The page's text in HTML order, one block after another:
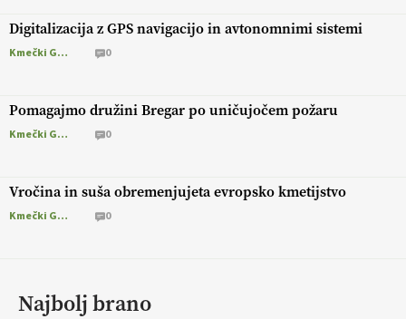
Digitalizacija z GPS navigacijo in avtonomnimi sistemi
Kmečki Glas 0
Pomagajmo družini Bregar po uničujočem požaru
Kmečki Glas 0
Vročina in suša obremenjujeta evropsko kmetijstvo
Kmečki Glas 0
Najbolj brano